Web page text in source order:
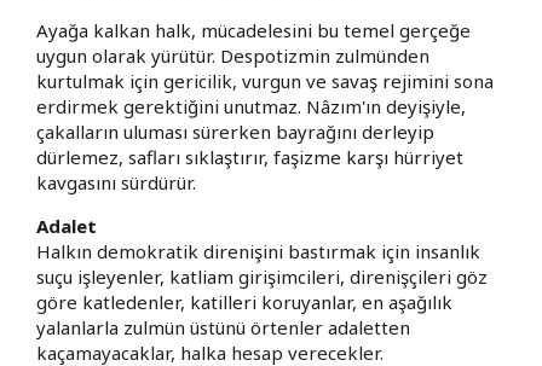
Ayağa kalkan halk, mücadelesini bu temel gerçeğe
uygun olarak yürütür. Despotizmin zulmünden
kurtulmak için gericilik, vurgun ve savaş rejimini sona
erdirmek gerektiğini unutmaz. Nâzım'ın deyişiyle,
çakalların uluması sürerken bayrağını derleyip
dürlemez, safları sıklaştırır, faşizme karşı hürriyet
kavgasını sürdürür.
Adalet
Halkın demokratik direnişini bastırmak için insanlık
suçu işleyenler, katliam girişimcileri, direnişçileri göz
göre katledenler, katilleri koruyanlar, en aşağılık
yalanlarla zulmün üstünü örtenler adaletten
kaçamayacaklar, halka hesap verecekler.